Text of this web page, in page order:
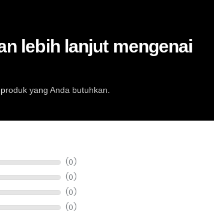
lebih lanjut mengenai
yang Anda butuhkan.
(0)
(0)
(0)
(0)